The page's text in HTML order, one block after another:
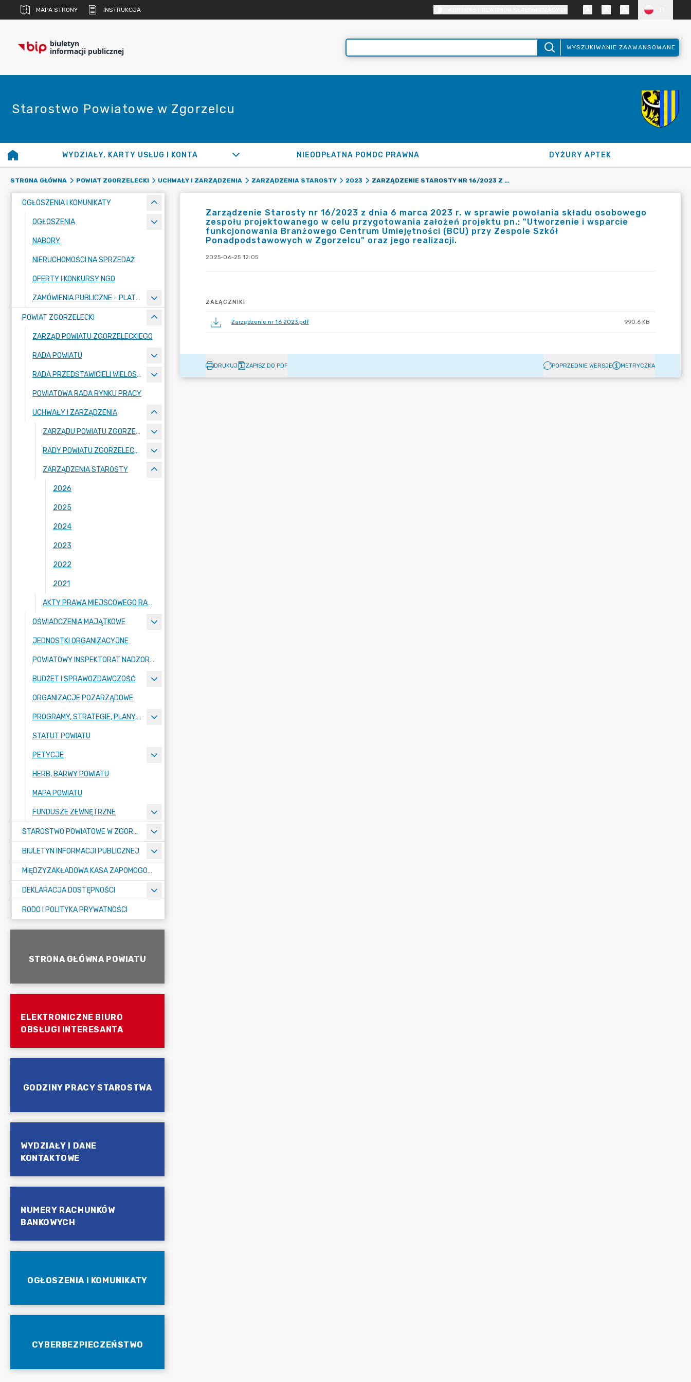
MAPA STRONY INSTRUKCJA
biuletyn
informacji publicznej WYSZUKIWANIE ZAAWANSOWANE
Starostwo Powiatowe w Zgorzelcu
WYDZIAŁY, KARTY USŁUG I KONTA NIEODPŁATNA POMOC PRAWNA DYŻURY APTEK
STRONA GŁÓWNA POWIAT ZGORZELECKI UCHWAŁY I ZARZĄDZENIA ZARZĄDZENIA STAROSTY 2023 ZARZĄDZENIE STAROSTY NR 16/2023 Z DNIA 6 MARCA 2023 R. W SPRAWIE POWOŁANIA SKŁADU OSOBOWEGO ZESPOŁU PROJEKTOWANEGO W CELU PRZYGOTOWANIA ZAŁOŻEŃ PROJEKTU PN.: "UTWORZENIE I WSPARCIE FUNKCJONOWANIA BRANŻOWEGO CENTRUM UMIEJĘTNOŚCI (BCU) PRZY ZESPOLE SZKÓŁ PONADPODSTAWOWYCH W ZGORZELCU" ORAZ JEGO REALIZACJI.
OGŁOSZENIA I KOMUNIKATY
OGŁOSZENIA
NABORY
NIERUCHOMOŚCI NA SPRZEDAŻ
OFERTY I KONKURSY NGO
ZAMÓWIENIA PUBLICZNE - PLATFORMA ZAKUPOWA
POWIAT ZGORZELECKI
ZARZĄD POWIATU ZGORZELECKIEGO
RADA POWIATU
RADA PRZEDSTAWICIELI WIELOSPECJALISTYCZNEGO ZESPOŁU OPIEKI ZDROWOTNEJ "BOLESŁAWIEC-ZGORZELEC" SAMODZIELNEGO PUBLICZNEGO ZAKŁADU OPIEKI ZDROWOTNEJ
POWIATOWA RADA RYNKU PRACY
UCHWAŁY I ZARZĄDZENIA
ZARZĄDU POWIATU ZGORZELECKIEGO
RADY POWIATU ZGORZELECKIEGO
ZARZĄDZENIA STAROSTY
2026
2025
2024
2023
2022
2021
AKTY PRAWA MIEJSCOWEGO RADY POWIATU ZGORZELECKIEGO
OŚWIADCZENIA MAJĄTKOWE
JEDNOSTKI ORGANIZACYJNE
POWIATOWY INSPEKTORAT NADZORU BUDOWLANEGO
BUDŻET I SPRAWOZDAWCZOŚĆ
ORGANIZACJE POZARZĄDOWE
PROGRAMY, STRATEGIE, PLANY, RAPORTY
STATUT POWIATU
PETYCJE
HERB, BARWY POWIATU
MAPA POWIATU
FUNDUSZE ZEWNĘTRZNE
STAROSTWO POWIATOWE W ZGORZELCU
BIULETYN INFORMACJI PUBLICZNEJ
MIĘDZYZAKŁADOWA KASA ZAPOMOGOWO-POŻYCZKOWA
DEKLARACJA DOSTĘPNOŚCI
RODO I POLITYKA PRYWATNOŚCI
STRONA GŁÓWNA POWIATU
ELEKTRONICZNE BIURO
OBSŁUGI INTERESANTA
GODZINY PRACY STAROSTWA
WYDZIAŁY I DANE
KONTAKTOWE
NUMERY RACHUNKÓW
BANKOWYCH
OGŁOSZENIA I KOMUNIKATY
CYBERBEZPIECZEŃSTWO
Zarządzenie Starosty nr 16/2023 z dnia 6 marca 2023 r. w sprawie powołania składu osobowego
zespołu projektowanego w celu przygotowania założeń projektu pn.: "Utworzenie i wsparcie
funkcjonowania Branżowego Centrum Umiejętności (BCU) przy Zespole Szkół
Ponadpodstawowych w Zgorzelcu" oraz jego realizacji.
2025-06-25 12:05
ZAŁĄCZNIKI
Zarządzenie nr 16 2023.pdf 990.6 KB
DRUKUJ ZAPISZ DO PDF POPRZEDNIE WERSJE METRYCZKA